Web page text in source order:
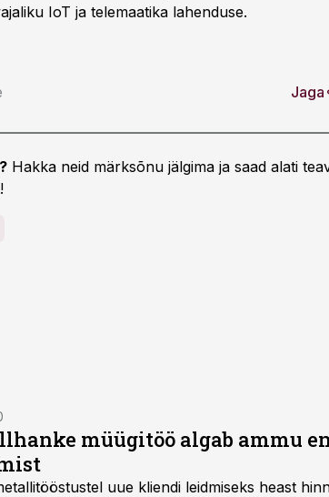
IoT ja telemaatika lahenduse.
Jaga
Hakka neid märksõnu jälgima ja saad alati
müügitöö algab ammu
uue kliendi leidmiseks heast